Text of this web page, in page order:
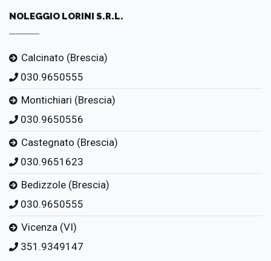
NOLEGGIO LORINI S.R.L.
Calcinato (Brescia)
030.9650555
Montichiari (Brescia)
030.9650556
Castegnato (Brescia)
030.9651623
Bedizzole (Brescia)
030.9650555
Vicenza (VI)
351.9349147